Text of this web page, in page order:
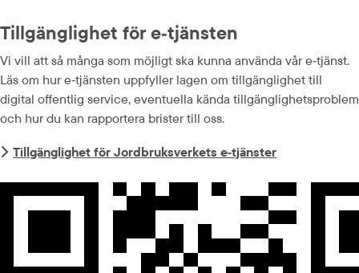
Tillgänglighet för e‑tjänsten
Vi vill att så många som möjligt ska kunna använda vår e‑tjänst.
Läs om hur e‑tjänsten uppfyller lagen om tillgänglighet till
digital offentlig service, eventuella kända tillgänglighets­problem
och hur du kan rapportera brister till oss.
Tillgänglighet för Jordbruksverkets e‑tjänster